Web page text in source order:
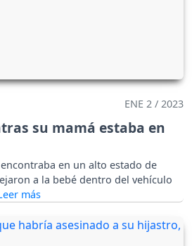
ENE 2 / 2023
su mamá estaba en
en un alto estado de
a la bebé dentro del vehículo